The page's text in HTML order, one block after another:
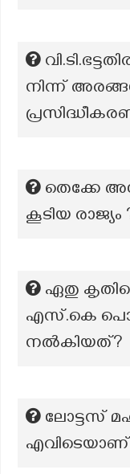
നിന്ന്
തെക്കേ
കൂടിയ രാജ്യം
ഏതു
എസ്.കെ
നൽകിയത്?
ലോട്ടസ്